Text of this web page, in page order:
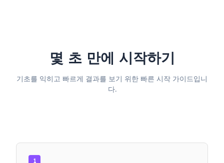
몇 초 만에 시작하기
기초를 익히고 빠르게 결과를 보기 위한 빠른 시작 가이드입니
다.
1